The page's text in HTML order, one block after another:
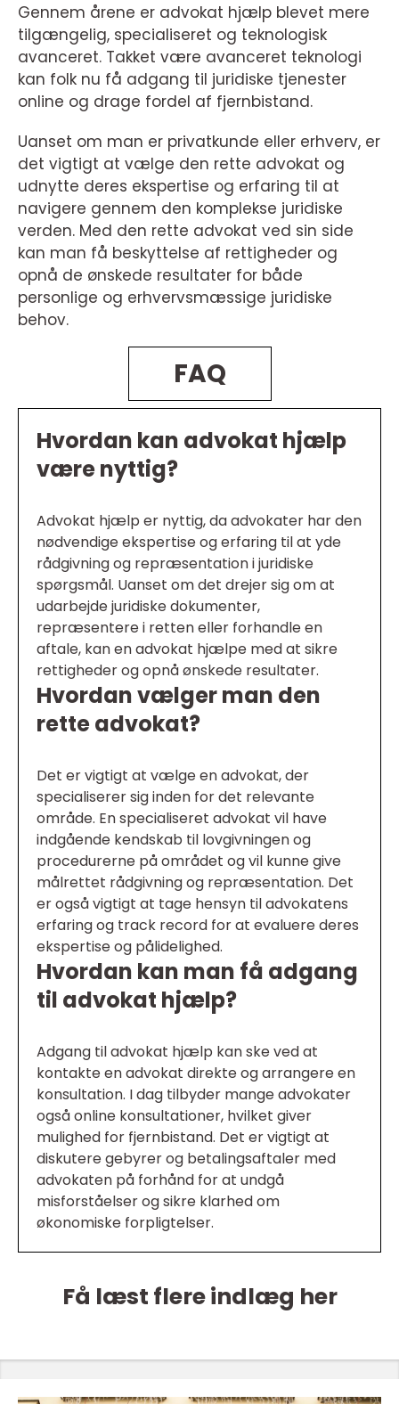
Gennem årene er advokat hjælp blevet mere
tilgængelig, specialiseret og teknologisk
avanceret. Takket være avanceret teknologi
kan folk nu få adgang til juridiske tjenester
online og drage fordel af fjernbistand.
Uanset om man er privatkunde eller erhverv, er
det vigtigt at vælge den rette advokat og
udnytte deres ekspertise og erfaring til at
navigere gennem den komplekse juridiske
verden. Med den rette advokat ved sin side
kan man få beskyttelse af rettigheder og
opnå de ønskede resultater for både
personlige og erhvervsmæssige juridiske
behov.
FAQ
Hvordan kan advokat hjælp
være nyttig?
Advokat hjælp er nyttig, da advokater har den
nødvendige ekspertise og erfaring til at yde
rådgivning og repræsentation i juridiske
spørgsmål. Uanset om det drejer sig om at
udarbejde juridiske dokumenter,
repræsentere i retten eller forhandle en
aftale, kan en advokat hjælpe med at sikre
rettigheder og opnå ønskede resultater.
Hvordan vælger man den
rette advokat?
Det er vigtigt at vælge en advokat, der
specialiserer sig inden for det relevante
område. En specialiseret advokat vil have
indgående kendskab til lovgivningen og
procedurerne på området og vil kunne give
målrettet rådgivning og repræsentation. Det
er også vigtigt at tage hensyn til advokatens
erfaring og track record for at evaluere deres
ekspertise og pålidelighed.
Hvordan kan man få adgang
til advokat hjælp?
Adgang til advokat hjælp kan ske ved at
kontakte en advokat direkte og arrangere en
konsultation. I dag tilbyder mange advokater
også online konsultationer, hvilket giver
mulighed for fjernbistand. Det er vigtigt at
diskutere gebyrer og betalingsaftaler med
advokaten på forhånd for at undgå
misforståelser og sikre klarhed om
økonomiske forpligtelser.
Få læst flere indlæg her